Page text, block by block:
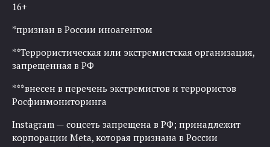
16+
*признан в России иноагентом
**Террористическая или экстремистская организация,
запрещенная в РФ
***внесен в перечень экстремистов и террористов
Росфинмониторинга
Instagram — соцсеть запрещена в РФ; принадлежит
корпорации Meta, которая признана в России